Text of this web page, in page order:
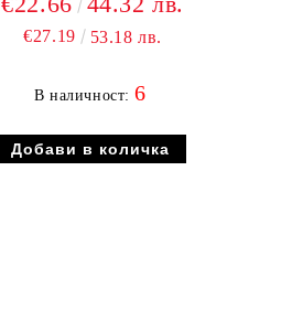
€27.19 53.18 лв.
В наличност:6